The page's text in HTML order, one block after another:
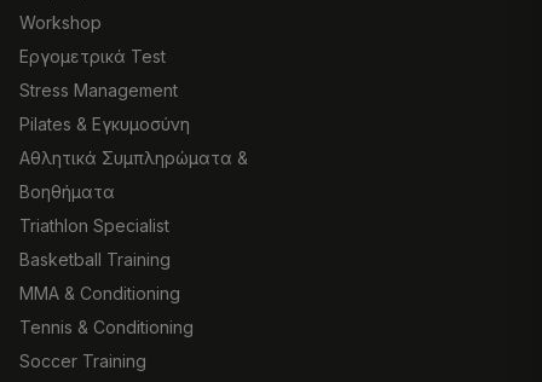
Workshop
Εργομετρικά Test
Stress Management
Pilates & Εγκυμοσύνη
Αθλητικά Συμπληρώματα &
Βοηθήματα
Triathlon Specialist
Basketball Training
MMA & Conditioning
Tennis & Conditioning
Soccer Training